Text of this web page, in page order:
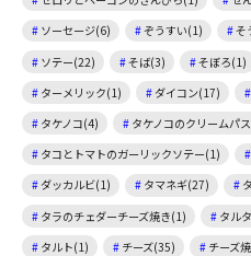
ソーセージ(6)
ぞうすい(1) そ
ソテー(22)
そば(3) そぼろ(1)
ターメリック(1)
ダイコン(17)
タケノコ(4)
タケノコのクリームパ
タコとトマトのガーリックソテー(1)
ダッカルビ(1)
タマネギ(27)
タラのチェダーチーズ焼き(1)
タル
タルト(1)
チーズ(35) チーズ